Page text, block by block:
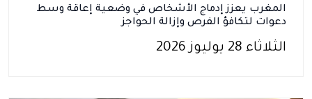
المغرب يعزز إدماج الأشخاص في وضعية إعاقة وسط
دعوات لتكافؤ الفرص وإزالة الحواجز
الثلاثاء 28 يوليوز 2026